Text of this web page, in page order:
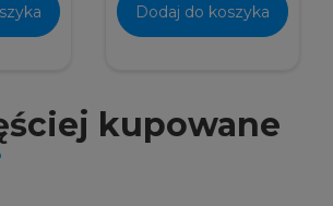
Dodaj do koszyka
kupowane